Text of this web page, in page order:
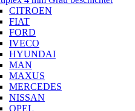
CITROEN
FIAT
FORD
IVECO
HYUNDAI
MAN
MAXUS
MERCEDES
NISSAN
OPEL